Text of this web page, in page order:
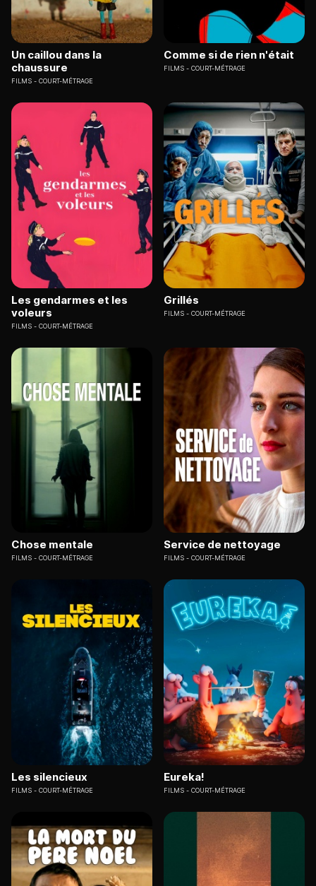
Un caillou dans la
chaussure
FILMS COURT-MÉTRAGE
Comme si de rien n'était
FILMS COURT-MÉTRAGE
Les gendarmes et les
voleurs
FILMS COURT-MÉTRAGE
Grillés
FILMS COURT-MÉTRAGE
Chose mentale
FILMS COURT-MÉTRAGE
Service de nettoyage
FILMS COURT-MÉTRAGE
Les silencieux
FILMS COURT-MÉTRAGE
Eureka!
FILMS COURT-MÉTRAGE